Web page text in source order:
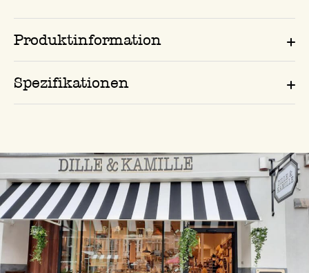
Produktinformation
Spezifikationen